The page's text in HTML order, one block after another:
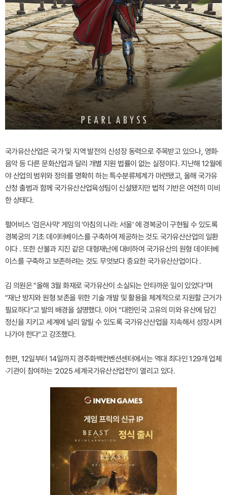
국가유산산업은 국가 및 지역 발전의 신성장 동력으로 주목받고 있으나, 영화·
음악 등 다른 문화산업과 달리 개별 지원 법률이 없는 실정이다. 지난해 12월에
야 산업의 범위와 정의를 명확히 하는 특수분류체계가 마련됐고, 올해 국가유
산청 출범과 함께 국가유산산업육성팀이 신설됐지만 법적 기반은 여전히 미비
한 상태다.
펄어비스 '검은사막' 게임의 '아침의 나라: 서울' 에 경복궁이 구현될 수 있도록
경복궁의 기초 데이터베이스를 구축하여 제공하는 것도 국가유산산업의 일환
이다 . 또한 산불과 지진 같은 대형재난에 대비하여 국가유산의 원형 데이터베
이스를 구축하고 보존하려는 것도 무엇보다 중요한 국가유산산업이다 .
김 의원은 "올해 3월 화재로 국가유산이 소실되는 안타까운 일이 있었다"며
"재난 방지와 원형 보존을 위한 기술 개발 및 활용을 체계적으로 지원할 근거가
필요하다"고 발의 배경을 설명했다. 이어 "대한민국 고유의 미와 유산에 담긴
정신을 지키고 세계에 널리 알릴 수 있도록 국가유산산업을 지속해서 성장시켜
나가야 한다"고 강조했다.
한편, 12일부터 14일까지 경주화백컨벤션센터에서는 역대 최다인 129개 업체
·기관이 참여하는 '2025 세계국가유산산업전'이 열리고 있다.